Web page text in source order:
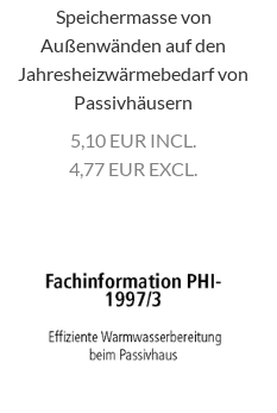
Speichermasse von
Außenwänden auf den
Jahresheizwärmebedarf von
Passivhäusern
5,10 EUR INCL.
4,77 EUR EXCL.